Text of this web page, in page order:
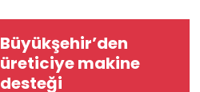
Büyükşehir’den
üreticiye makine
desteği